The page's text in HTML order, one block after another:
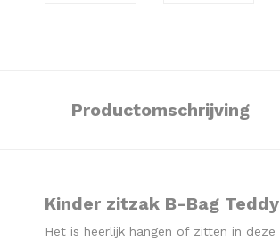
Productomschrijving
Kinder zitzak B-Bag
Het is heerlijk hangen of zitten in